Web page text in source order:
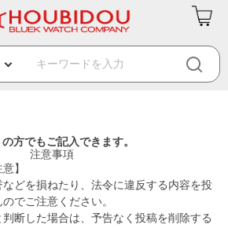
方でもご記入できます。
注意事項
】
どを損ねたり、法令に違反する内容を投
でご注意ください。
断した場合は、予告なく投稿を削除する